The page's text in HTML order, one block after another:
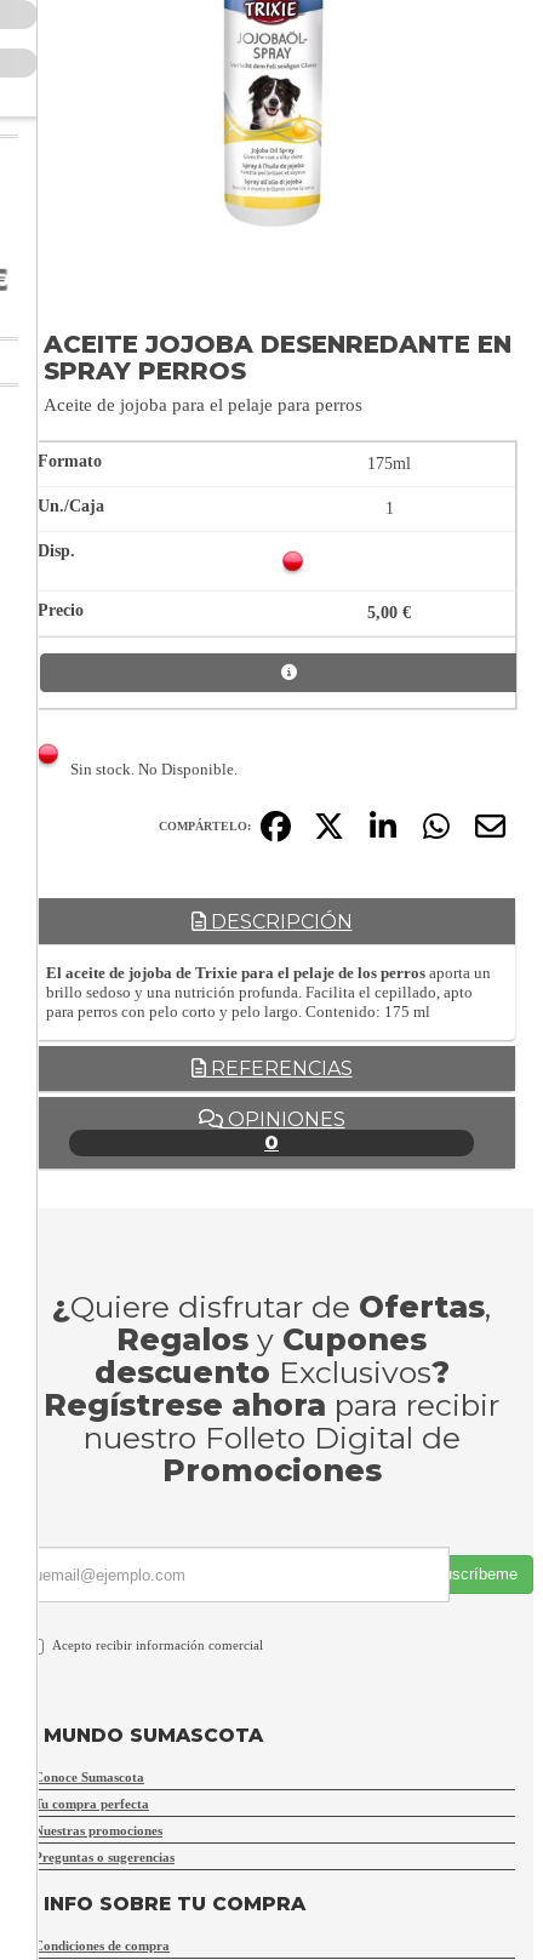
ACEITE JOJOBA DESENREDANTE EN
SPRAY PERROS
Aceite de jojoba para el pelaje para perros
175ml
1
5,00 €
Sin stock. No Disponible.
COMPÁRTELO:
DESCRIPCIÓN
El aceite de jojoba de Trixie para el pelaje de los perros aporta un
brillo sedoso y una nutrición profunda. Facilita el cepillado, apto
para perros con pelo corto y pelo largo. Contenido: 175 ml
REFERENCIAS
OPINIONES
0
¿Quiere disfrutar de Ofertas,
Regalos y Cupones
descuento Exclusivos?
Regístrese ahora para recibir
nuestro Folleto Digital de
Promociones
Suscríbeme
Acepto recibir información comercial
MUNDO SUMASCOTA
Conoce Sumascota
Tu compra perfecta
Nuestras promociones
Preguntas o sugerencias
INFO SOBRE TU COMPRA
Condiciones de compra